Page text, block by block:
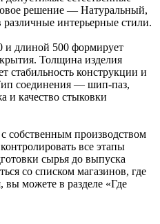
решение — Натуральный,
интерьерные стили.
длиной 500 формирует
Толщина изделия
стабильность конструкции и
соединения — шип-паз,
и качество стыковки
собственным производством
все этапы
сырья до выпуска
со списком магазинов, где
вы можете в разделе «Где